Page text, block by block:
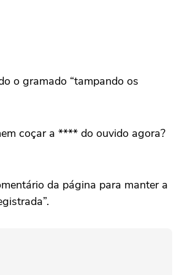
o gramado “tampando os
coçar a **** do ouvido agora?
da página para manter a